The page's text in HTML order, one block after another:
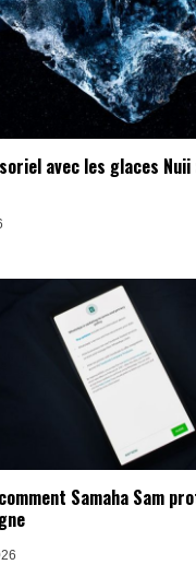
avec les glaces
Samaha Sam